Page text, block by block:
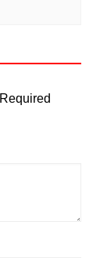
Required